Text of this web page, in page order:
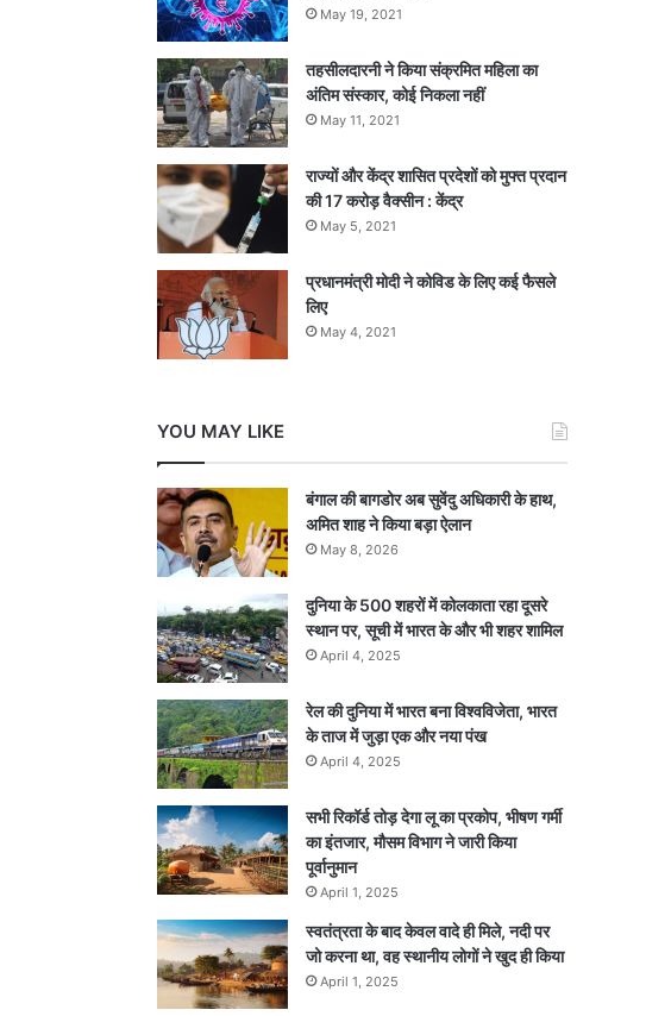
May 19, 2021
तहसीलदारनी ने किया संक्रमित महिला का
अंतिम संस्कार, कोई निकला नहीं
May 11, 2021
राज्यों और केंद्र शासित प्रदेशों को मुफ्त प्रदान
की 17 करोड़ वैक्सीन : केंद्र
May 5, 2021
प्रधानमंत्री मोदी ने कोविड के लिए कई फैसले
लिए
May 4, 2021
YOU MAY LIKE
बंगाल की बागडोर अब सुवेंदु अधिकारी के हाथ,
अमित शाह ने किया बड़ा ऐलान
May 8, 2026
दुनिया के 500 शहरों में कोलकाता रहा दूसरे
स्थान पर, सूची में भारत के और भी शहर शामिल
April 4, 2025
रेल की दुनिया में भारत बना विश्वविजेता, भारत
के ताज में जुड़ा एक और नया पंख
April 4, 2025
सभी रिकॉर्ड तोड़ देगा लू का प्रकोप, भीषण गर्मी
का इंतजार, मौसम विभाग ने जारी किया
पूर्वानुमान
April 1, 2025
स्वतंत्रता के बाद केवल वादे ही मिले, नदी पर
जो करना था, वह स्थानीय लोगों ने खुद ही किया
April 1, 2025